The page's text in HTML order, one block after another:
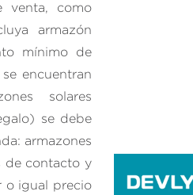
venta, como
armazón
mínimo de
encuentran
solares
se debe
armazones
de contacto y
o igual precio